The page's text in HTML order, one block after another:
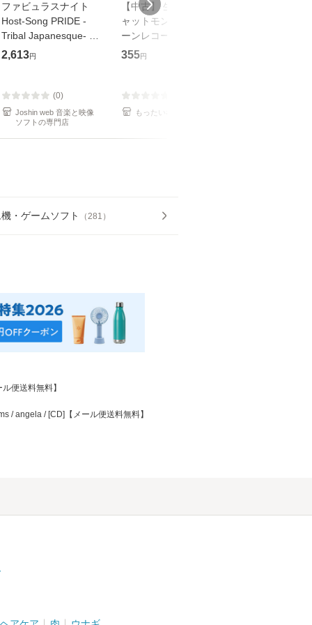
ファビュラスナイト
Host-Song PRIDE -
Tribal Japanesque- ネ
オバサラ/皇麗夢(豊永
2,613円
(0)
Joshin web 音楽と映像
ソフトの専門店
【中古】 生命力 / チ
ャットモンチー / キュ
ーンレコード [CD]
【メール便送料無料】
355円
もったいない本舗
・ゲームソフト （ 281 ）
便送料無料】
/ angela / [CD]【メール便送料無料】